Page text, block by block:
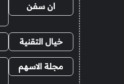
ان سفن
خيال التقنية
مجلة الاسهم